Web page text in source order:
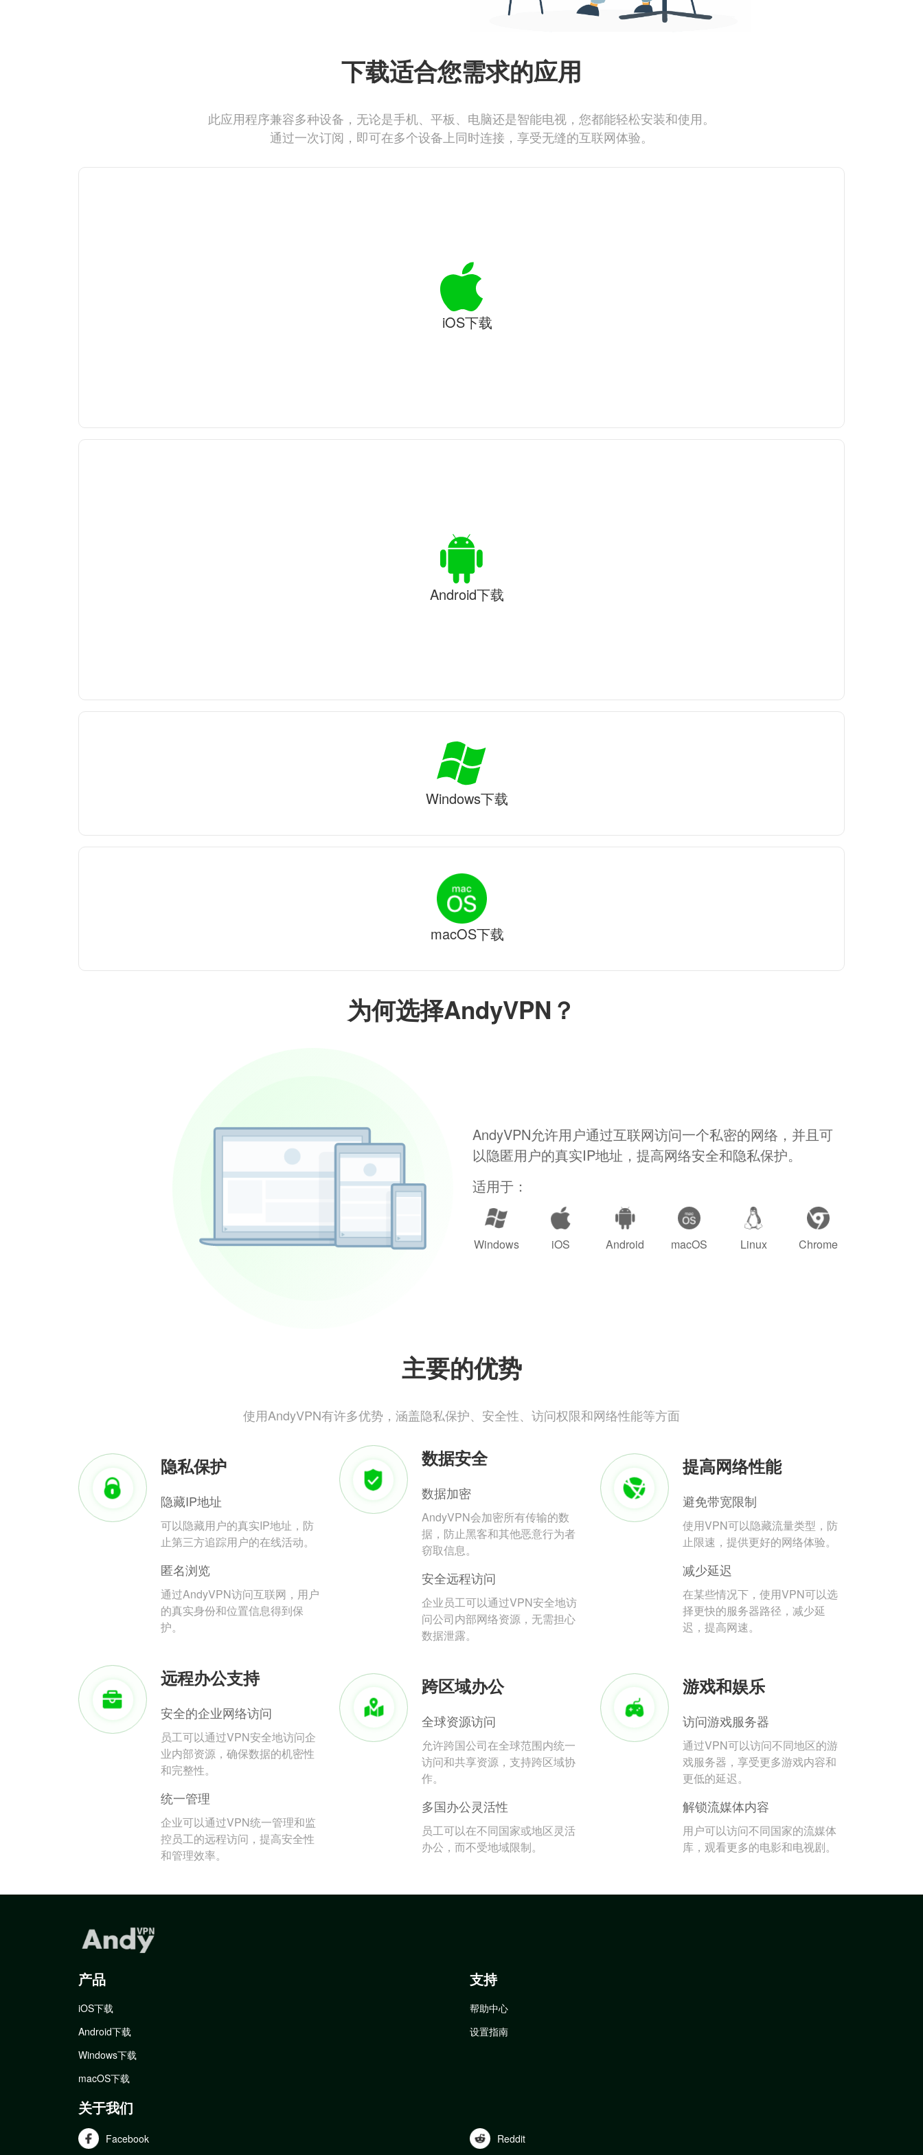
为何选择AndyVPN？
AndyVPN允许用户通过互联网访问一个私密的网络，并且可
以隐匿用户的真实IP地址，提高网络安全和隐私保护。
适用于：
Windows iOS Android macOS Linux Chrome
主要的优势
使用AndyVPN有许多优势，涵盖隐私保护、安全性、访问权限和网络性能等方面
隐私保护
隐藏IP地址
可以隐藏用户的真实IP地址，防
止第三方追踪用户的在线活动。
匿名浏览
通过AndyVPN访问互联网，用户
的真实身份和位置信息得到保
护。
数据安全
数据加密
AndyVPN会加密所有传输的数
据，防止黑客和其他恶意行为者
窃取信息。
安全远程访问
企业员工可以通过VPN安全地访
问公司内部网络资源，无需担心
数据泄露。
提高网络性能
避免带宽限制
使用VPN可以隐藏流量类型，防
止限速，提供更好的网络体验。
减少延迟
在某些情况下，使用VPN可以选
择更快的服务器路径，减少延
迟，提高网速。
远程办公支持
安全的企业网络访问
员工可以通过VPN安全地访问企
业内部资源，确保数据的机密性
和完整性。
统一管理
企业可以通过VPN统一管理和监
控员工的远程访问，提高安全性
和管理效率。
跨区域办公
全球资源访问
允许跨国公司在全球范围内统一
访问和共享资源，支持跨区域协
作。
多国办公灵活性
员工可以在不同国家或地区灵活
办公，而不受地域限制。
游戏和娱乐
访问游戏服务器
通过VPN可以访问不同地区的游
戏服务器，享受更多游戏内容和
更低的延迟。
解锁流媒体内容
用户可以访问不同国家的流媒体
库，观看更多的电影和电视剧。
下载适合您需求的应用
此应用程序兼容多种设备，无论是手机、平板、电脑还是智能电视，您都能轻松安装和使用。
通过一次订阅，即可在多个设备上同时连接，享受无缝的互联网体验。
iOS下载
Android下载
Windows下载
macOS下载
产品
iOS下载
Android下载
Windows下载
macOS下载
支持
帮助中心
设置指南
关于我们
Facebook Reddit